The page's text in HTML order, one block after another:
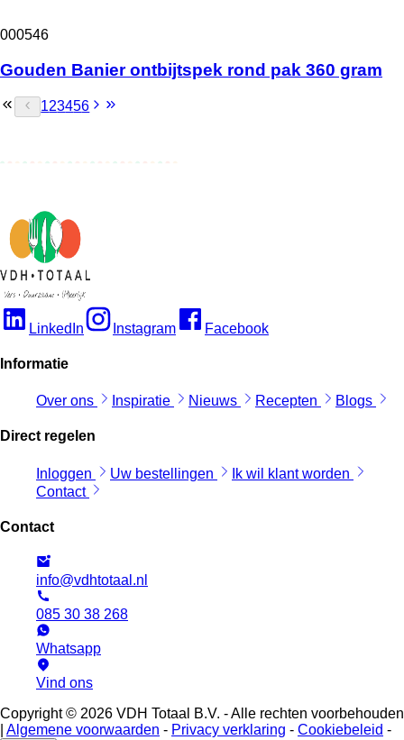
000546
Gouden Banier ontbijtspek rond pak 360 gram
123456
LinkedIn Instagram Facebook
Informatie
Over ons Inspiratie Nieuws Recepten Blogs
Direct regelen
Inloggen Uw bestellingen
Ik wil klant worden
Contact
Contact
info@vdhtotaal.nl
085 30 38 268
Whatsapp
Vind ons
Copyright © 2026 VDH Totaal B.V. - Alle rechten voorbehouden
Algemene voorwaarden - Privacy verklaring - Cookiebeleid -